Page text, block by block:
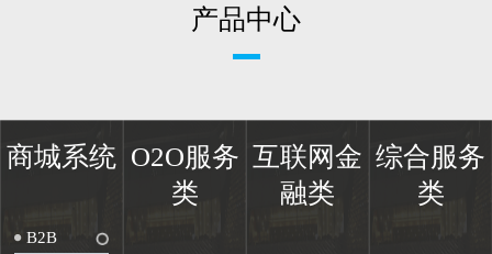
产品中心
商城系统
B2B
O2O服务
类
互联网金
融类
综合服务
类